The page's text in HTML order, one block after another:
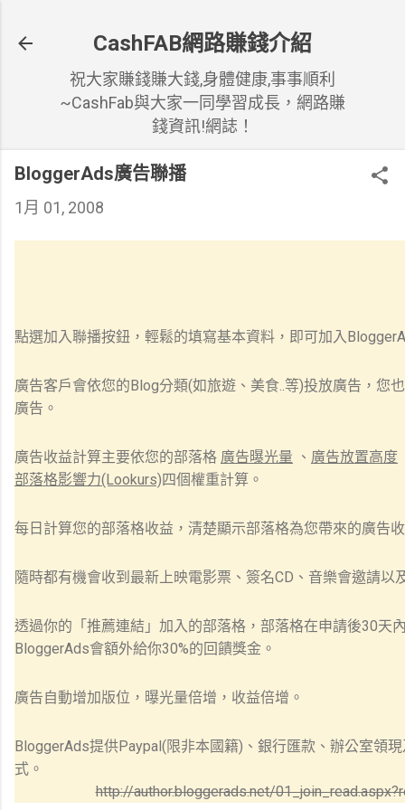
CashFAB網路賺錢介紹
祝大家賺錢賺大錢,身體健康,事事順利
~CashFab與大家一同學習成長，網路賺
錢資訊!網誌！
BloggerAds廣告聯播
1月 01, 2008
點選加入聯播按鈕，輕鬆的填寫基本資料，即可加入
廣告客戶會依您的Blog分類(如旅遊、美食..等)投放廣告，您
廣告。
廣告收益計算主要依您的部落格 廣告曝光量 、 廣告放置高度
部落格影響力(Lookurs)四個權重計算。
每日計算您的部落格收益，清楚顯示部落格為您帶來的廣告
隨時都有機會收到最新上映電影票、簽名CD、音樂會邀請以
透過你的「推薦連結」加入的部落格，部落格在申請後30天
BloggerAds會額外給你30%的回饋獎金。
廣告自動增加版位，曝光量倍增，收益倍增。
BloggerAds提供Paypal(限非本國籍)、銀行匯款、辦公室領
式。
http://author.bloggerads.net/